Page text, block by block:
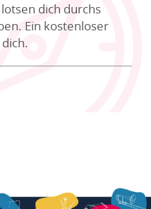
dich durchs
Ein kostenloser